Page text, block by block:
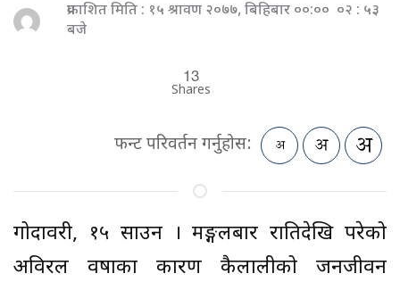
प्रकाशित मिति : १५ श्रावण २०७७, बिहिबार ००:०० ०२ : ५३
बजे
13
Shares
फन्ट परिवर्तन गर्नुहोस:
गोदावरी, १५ साउन । मङ्गलबार रातिदेखि परेको
अविरल वर्षाका कारण कैलालीको जनजीवन